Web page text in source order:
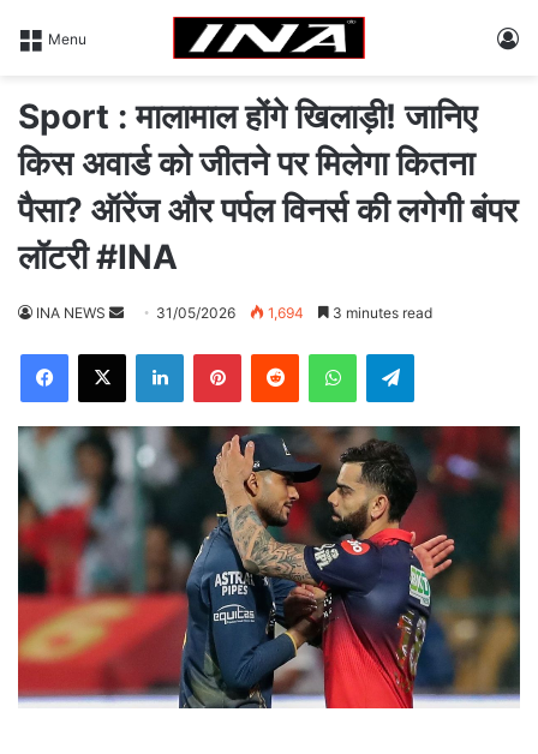
Menu
Sport : मालामाल होंगे खिलाड़ी! जानिए
किस अवार्ड को जीतने पर मिलेगा कितना
पैसा? ऑरेंज और पर्पल विनर्स की लगेगी बंपर
लॉटरी #INA
INA NEWS
d
a
l
31/05/2026 1,694 3 minutes read